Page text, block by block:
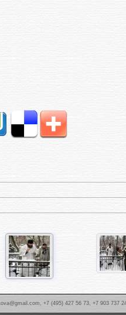
+7 (495) 427 56 73, +7 903 737